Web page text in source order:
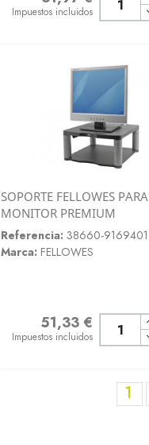
Impuestos incluidos
Vista rápida
SOPORTE FELLOWES PARA
MONITOR PREMIUM
Referencia: 38660-9169401
Marca: FELLOWES
Precio51,33 €
Impuestos incluidos
1